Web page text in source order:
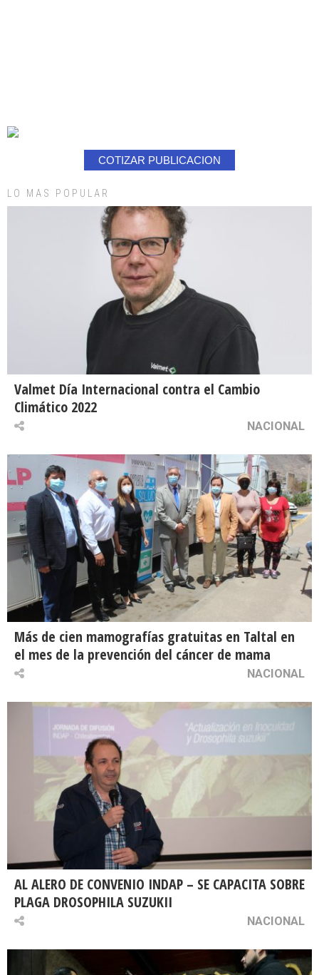
COTIZAR PUBLICACION
LO MAS POPULAR
Valmet Día Internacional contra el Cambio
Climático 2022
NACIONAL
Más de cien mamografías gratuitas en Taltal en
el mes de la prevención del cáncer de mama
NACIONAL
AL ALERO DE CONVENIO INDAP – SE CAPACITA SOBRE
PLAGA DROSOPHILA SUZUKII
NACIONAL